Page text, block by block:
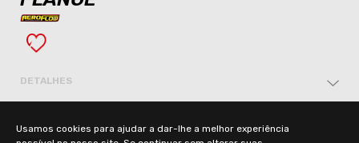
DETALHES
Usamos cookies para ajudar a dar-lhe a melhor experiência